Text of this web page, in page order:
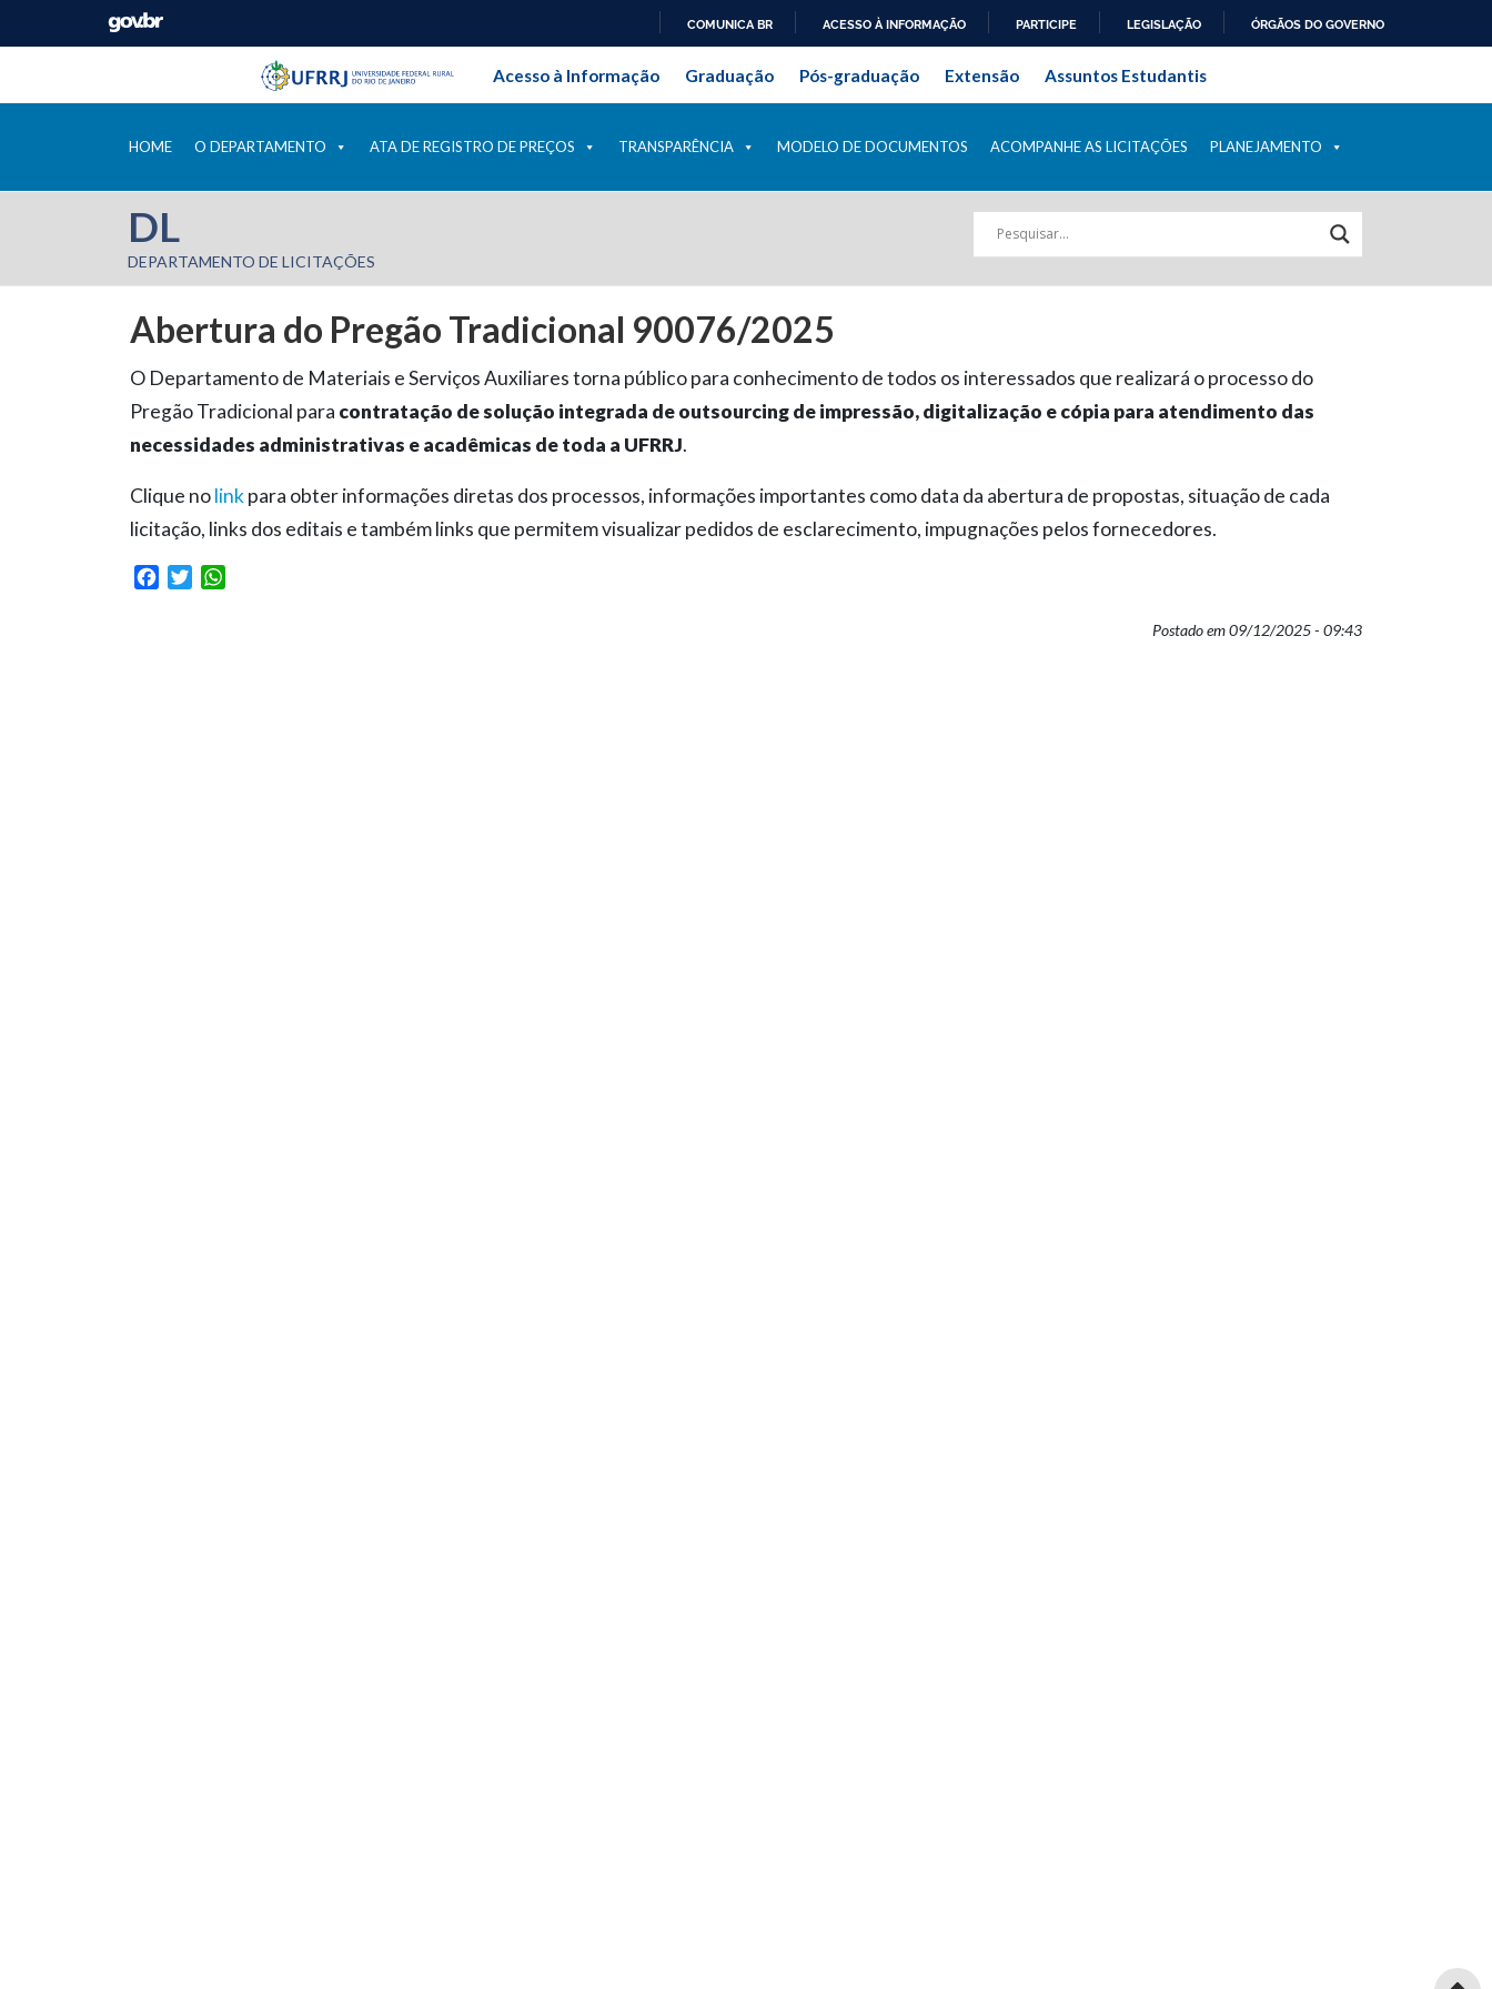
PARA
CONTEÚDO
COMUNICA BR ACESSO À INFORMAÇÃO PARTICIPE LEGISLAÇÃO ÓRGÃOS DO GOVERNO
Pular barra institucional
Barra institucional da Universidade Federal Rural do Rio de Janeiro
Acesso à Informação Graduação Pós-graduação Extensão Assuntos Estudantis
HOME O DEPARTAMENTO ATA DE REGISTRO DE PREÇOS TRANSPARÊNCIA MODELO DE DOCUMENTOS ACOMPANHE AS LICITAÇÕES PLANEJAMENTO
DL
DEPARTAMENTO DE LICITAÇÕES
Abertura do Pregão Tradicional 90076/2025
O Departamento de Materiais e Serviços Auxiliares torna público para conhecimento de todos os interessados que realizará o processo do
Pregão Tradicional para contratação de solução integrada de outsourcing de impressão, digitalização e cópia para atendimento das
necessidades administrativas e acadêmicas de toda a UFRRJ.
Clique nolinkpara obter informações diretas dos processos, informações importantes como data da abertura de propostas, situação de cada
licitação, links dos editais e também links que permitem visualizar pedidos de esclarecimento, impugnações pelos fornecedores.
Facebook
Twitter
Postado em 09/12/2025 - 09:43